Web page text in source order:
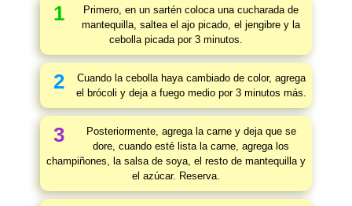
1
Primero, en un sartén coloca una cucharada de
mantequilla, saltea el ajo picado, el jengibre y la
cebolla picada por 3 minutos.
2
Cuando la cebolla haya cambiado de color, agrega
el brócoli y deja a fuego medio por 3 minutos más.
3
Posteriormente, agrega la carne y deja que se
dore, cuando esté lista la carne, agrega los
champiñones, la salsa de soya, el resto de mantequilla y
el azúcar. Reserva.